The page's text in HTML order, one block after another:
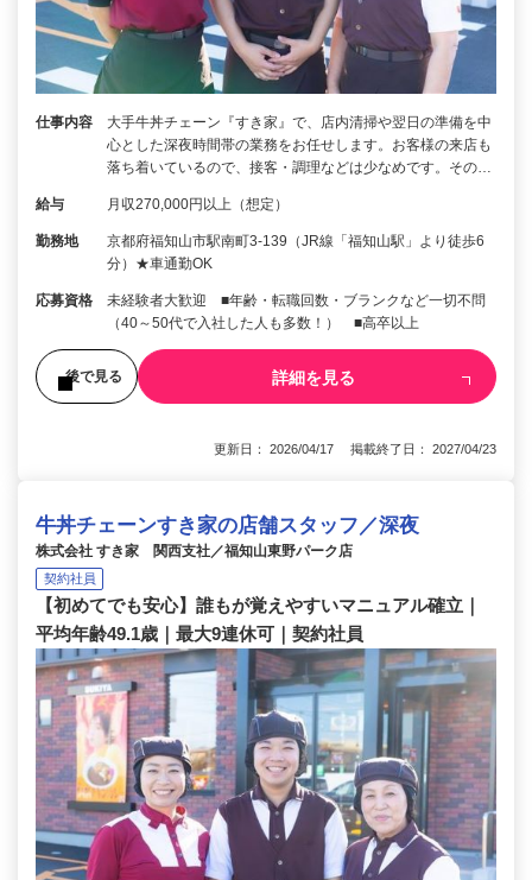
仕事内容
大手牛丼チェーン『すき家』で、店内清掃や翌日の準備を中
心とした深夜時間帯の業務をお任せします。お客様の来店も
落ち着いているので、接客・調理などは少なめです。その…
給与 月収270,000円以上（想定）
勤務地
京都府福知山市駅南町3-139（JR線「福知山駅」より徒歩6
分）★車通勤OK
応募資格
未経験者大歓迎 ■年齢・転職回数・ブランクなど一切不問
（40～50代で入社した人も多数！） ■高卒以上
後で見る 詳細を見る
更新日： 2026/04/17 掲載終了日： 2027/04/23
牛丼チェーンすき家の店舗スタッフ／深夜
株式会社 すき家 関西支社／福知山東野パーク店
契約社員
【初めてでも安心】誰もが覚えやすいマニュアル確立｜
平均年齢49.1歳｜最大9連休可｜契約社員